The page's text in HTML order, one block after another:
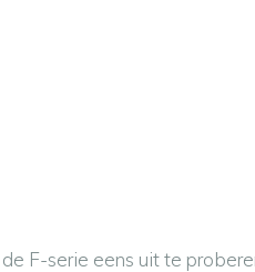
F-serie eens uit te